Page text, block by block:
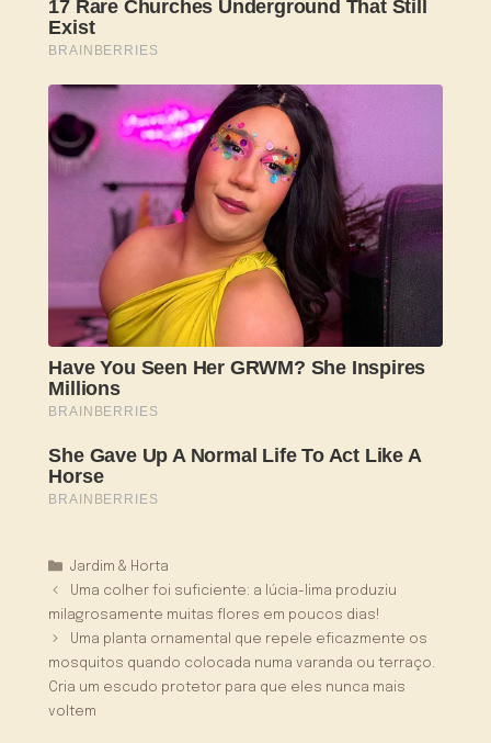
Categorias
Jardim & Horta
Uma colher foi suficiente: a lúcia-lima produziu
milagrosamente muitas flores em poucos dias!
Uma planta ornamental que repele eficazmente os
mosquitos quando colocada numa varanda ou terraço.
Cria um escudo protetor para que eles nunca mais
voltem